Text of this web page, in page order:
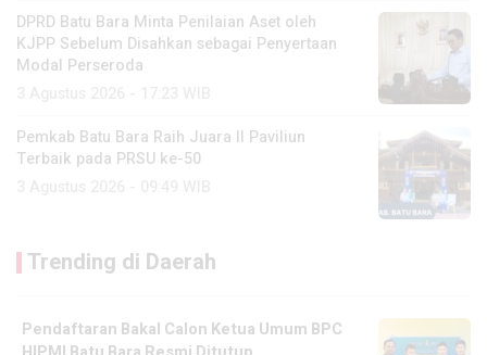
DPRD Batu Bara Minta Penilaian Aset oleh
KJPP Sebelum Disahkan sebagai Penyertaan
Modal Perseroda
Pemkab Batu Bara Raih Juara II Paviliun
Terbaik pada PRSU ke-50
Trending di Daerah
Pendaftaran Bakal Calon Ketua Umum BPC